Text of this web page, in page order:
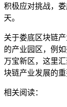
积极应对挑战，
天。
关于娄底区块链
的产业园区，例
万宝新区，这里
块链产业发展的重
相关阅读：